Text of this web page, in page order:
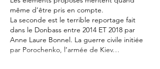
même d’être pris en compte.
La seconde est le terrible reportage fait
dans le Donbass entre 2014 ET 2018 par
Anne Laure Bonnel. La guerre civile initiée
par Porochenko, l’armée de Kiev…